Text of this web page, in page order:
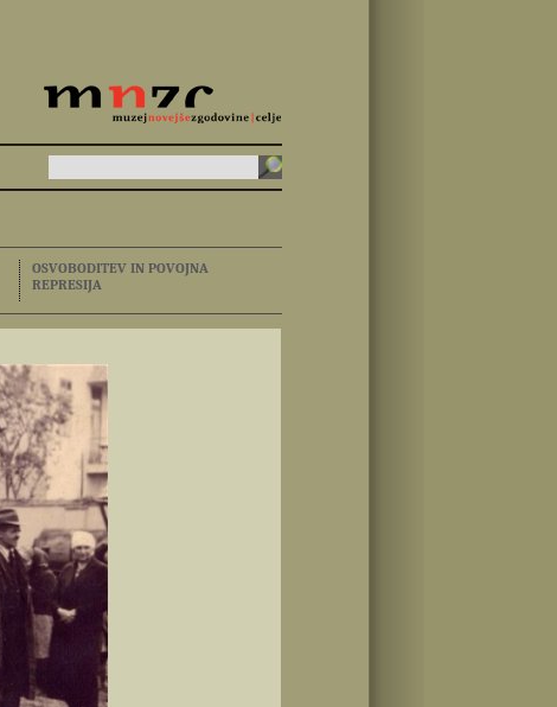
OSVOBODITEV IN POVOJNA
REPRESIJA